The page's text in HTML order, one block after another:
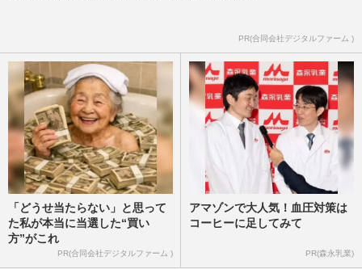
菊川怜「生まれ変わった?」『STORY
web』で“デコルテ全開”の激変披露、電撃
離婚＆アラフィフからの出直し…
週刊女性PRIME 2025/1/29
PR(合同会社デジタルファーム )
「どうせ当たらない」と思って
た私が本当に当選した“買い
方”がこれ
PR(合同会社デジタルファーム )
アマゾンで大人気！血圧対策は
コーヒーに足してみて
PR(森永乳業)